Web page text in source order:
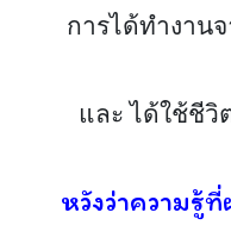
การได้ทำงาน
และ ได้ใช้ชีวิ
หวังว่าความรู้